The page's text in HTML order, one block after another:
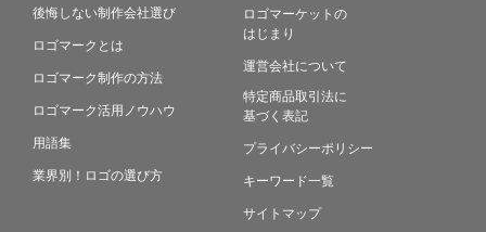
後悔しない制作会社選び
ロゴマークとは
ロゴマーク制作の方法
ロゴマーク活用ノウハウ
用語集
業界別！ロゴの選び方
ロゴマーケットの
はじまり
運営会社について
特定商品取引法に
基づく表記
プライバシーポリシー
キーワード一覧
サイトマップ